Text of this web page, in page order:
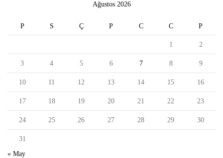
Ağustos 2026
P S Ç P C C P
1 2
3 4 5 6 7 8 9
10 11 12 13 14 15 16
17 18 19 20 21 22 23
24 25 26 27 28 29 30
31
« May